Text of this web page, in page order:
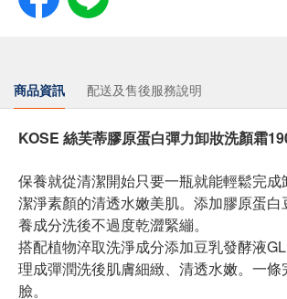
商品資訊 配送及售後服務說明
KOSE 絲芙蒂膠原蛋白彈力卸妝洗顏霜
保養就從清潔開始只要一瓶就能輕鬆完成
潔淨素顏的清透水嫩美肌。添加膠原蛋白
養成分洗後不過度乾澀緊繃。
搭配植物淬取洗淨成分添加豆乳發酵液
理成彈潤洗後肌膚細緻、清透水嫩。一條
臉。